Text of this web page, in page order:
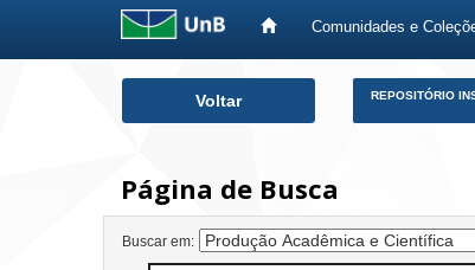
Comunidades e
Voltar REPOSITÓRIO
Página de Busca
Buscar em: